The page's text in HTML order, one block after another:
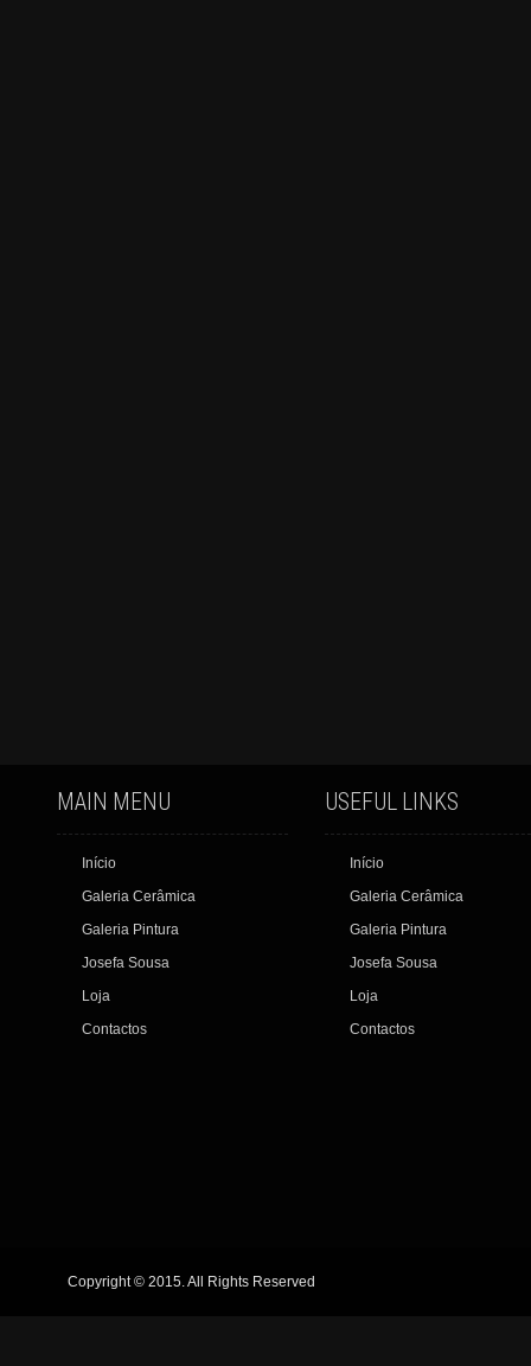
MAIN MENU
Início
Galeria Cerâmica
Galeria Pintura
Josefa Sousa
Loja
Contactos
USEFUL LINKS
Início
Galeria Cerâmica
Galeria Pintura
Josefa Sousa
Loja
Contactos
Copyright © 2015. All Rights Reserved